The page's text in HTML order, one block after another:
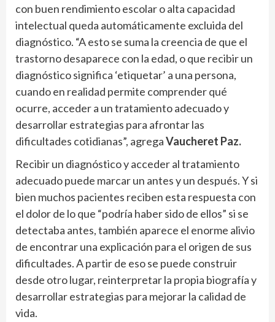
con buen rendimiento escolar o alta capacidad
intelectual queda automáticamente excluida del
diagnóstico. “A esto se suma la creencia de que el
trastorno desaparece con la edad, o que recibir un
diagnóstico significa ‘etiquetar’ a una persona,
cuando en realidad permite comprender qué
ocurre, acceder a un tratamiento adecuado y
desarrollar estrategias para afrontar las
dificultades cotidianas”, agregaVaucheret Paz.
Recibir un diagnóstico y acceder al tratamiento
adecuado puede marcar un antes y un después. Y si
bien muchos pacientes reciben esta respuesta con
el dolor de lo que “podría haber sido de ellos” si se
detectaba antes, también aparece el enorme alivio
de encontrar una explicación para el origen de sus
dificultades. A partir de eso se puede construir
desde otro lugar, reinterpretar la propia biografía y
desarrollar estrategias para mejorar la calidad de
vida.